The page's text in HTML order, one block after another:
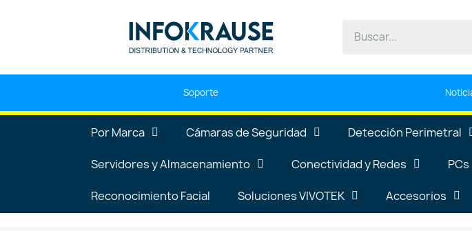
Soporte
Por Marca Cámaras de Seguridad Detección Perimetral
Servidores y Almacenamiento Conectividad y Redes
Reconocimiento Facial Soluciones VIVOTEK Accesorios